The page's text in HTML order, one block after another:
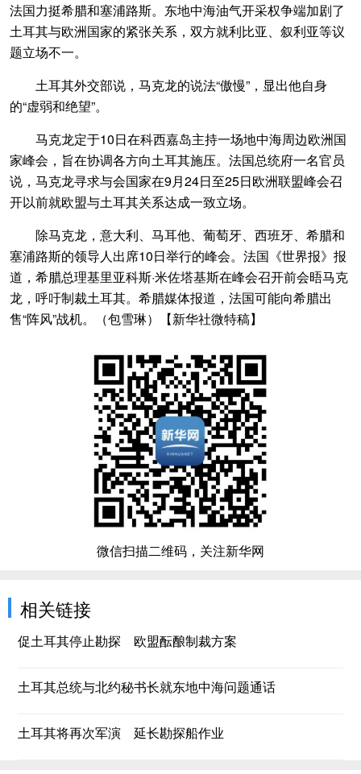
法国力挺希腊和塞浦路斯。东地中海油气开采权争端加剧了
土耳其与欧洲国家的紧张关系，双方就利比亚、叙利亚等议
题立场不一。
土耳其外交部说，马克龙的说法“傲慢”，显出他自身
的“虚弱和绝望”。
马克龙定于10日在科西嘉岛主持一场地中海周边欧洲国
家峰会，旨在协调各方向土耳其施压。法国总统府一名官员
说，马克龙寻求与会国家在9月24日至25日欧洲联盟峰会召
开以前就欧盟与土耳其关系达成一致立场。
除马克龙，意大利、马耳他、葡萄牙、西班牙、希腊和
塞浦路斯的领导人出席10日举行的峰会。法国《世界报》报
道，希腊总理基里亚科斯·米佐塔基斯在峰会召开前会晤马克
龙，呼吁制裁土耳其。希腊媒体报道，法国可能向希腊出
售“阵风”战机。（包雪琳）【新华社微特稿】
微信扫描二维码，关注新华网
相关链接
促土耳其停止勘探 欧盟酝酿制裁方案
土耳其总统与北约秘书长就东地中海问题通话
土耳其将再次军演 延长勘探船作业